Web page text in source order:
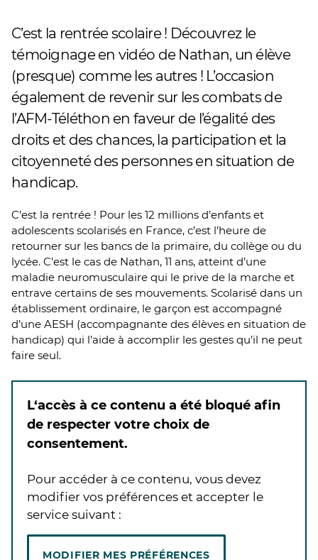
C’est la rentrée scolaire ! Découvrez le
témoignage en vidéo de Nathan, un élève
(presque) comme les autres ! L’occasion
également de revenir sur les combats de
l’AFM-Téléthon en faveur de l’égalité des
droits et des chances, la participation et la
citoyenneté des personnes en situation de
handicap.
C’est la rentrée ! Pour les 12 millions d’enfants et
adolescents scolarisés en France, c’est l’heure de
retourner sur les bancs de la primaire, du collège ou du
lycée. C’est le cas de Nathan, 11 ans, atteint d’une
maladie neuromusculaire qui le prive de la marche et
entrave certains de ses mouvements. Scolarisé dans un
établissement ordinaire, le garçon est accompagné
d’une AESH (accompagnante des élèves en situation de
handicap) qui l’aide à accomplir les gestes qu’il ne peut
faire seul.
L‘accès à ce contenu a été bloqué afin
de respecter votre choix de
consentement.
Pour accéder à ce contenu, vous devez
modifier vos préférences et accepter le
service suivant :
MODIFIER MES PRÉFÉRENCES